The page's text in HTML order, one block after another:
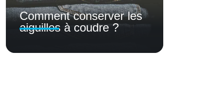
Comment conserver les
aiguilles à coudre ?